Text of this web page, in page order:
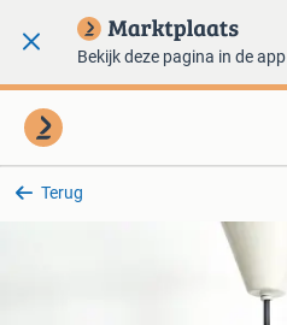
Bekijk deze pagina in de app
Terug